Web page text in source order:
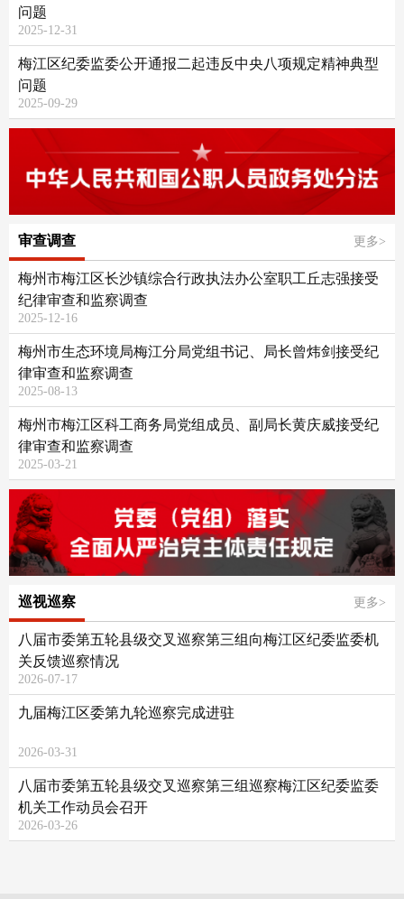
问题
2025-12-31
梅江区纪委监委公开通报二起违反中央八项规定精神典型
问题
2025-09-29
审查调查 更多>
梅州市梅江区长沙镇综合行政执法办公室职工丘志强接受
纪律审查和监察调查
2025-12-16
梅州市生态环境局梅江分局党组书记、局长曾炜剑接受纪
律审查和监察调查
2025-08-13
梅州市梅江区科工商务局党组成员、副局长黄庆威接受纪
律审查和监察调查
2025-03-21
巡视巡察 更多>
八届市委第五轮县级交叉巡察第三组向梅江区纪委监委机
关反馈巡察情况
2026-07-17
九届梅江区委第九轮巡察完成进驻
2026-03-31
八届市委第五轮县级交叉巡察第三组巡察梅江区纪委监委
机关工作动员会召开
2026-03-26